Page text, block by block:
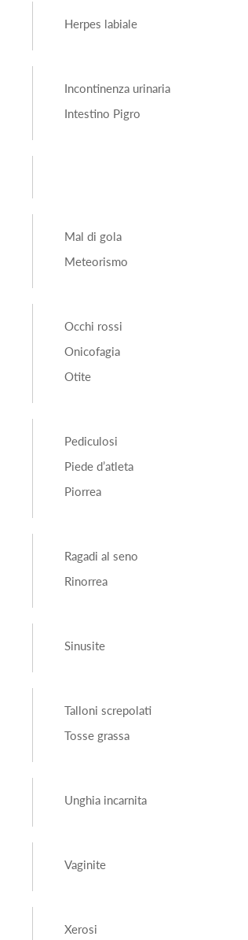
Herpes labiale
Incontinenza urinaria
Intestino Pigro
Mal di gola
Meteorismo
Occhi rossi
Onicofagia
Otite
Pediculosi
Piede d’atleta
Piorrea
Ragadi al seno
Rinorrea
Sinusite
Talloni screpolati
Tosse grassa
Unghia incarnita
Vaginite
Xerosi